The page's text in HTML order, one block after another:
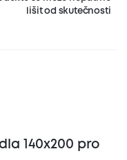
lišit od skutečnosti
140x200 pro